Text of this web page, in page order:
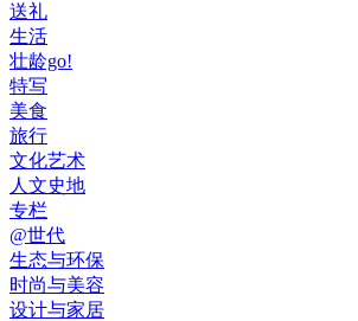
送礼
生活
壮龄go!
特写
美食
旅行
文化艺术
人文史地
专栏
@世代
生态与环保
时尚与美容
设计与家居